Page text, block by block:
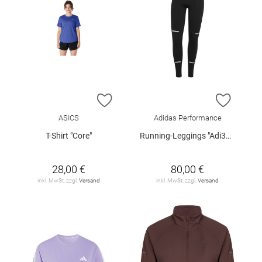
ZUR WUNSCHLISTE HINZUFÜGEN
ASICS
T-Shirt "Core"
28,00 €
inkl. MwSt. zzgl.Versand
ZUR
Adidas Performance
Running-Leggings "Adi365 Climawarm+"
80,00 €
inkl. MwSt. zzgl.Versand